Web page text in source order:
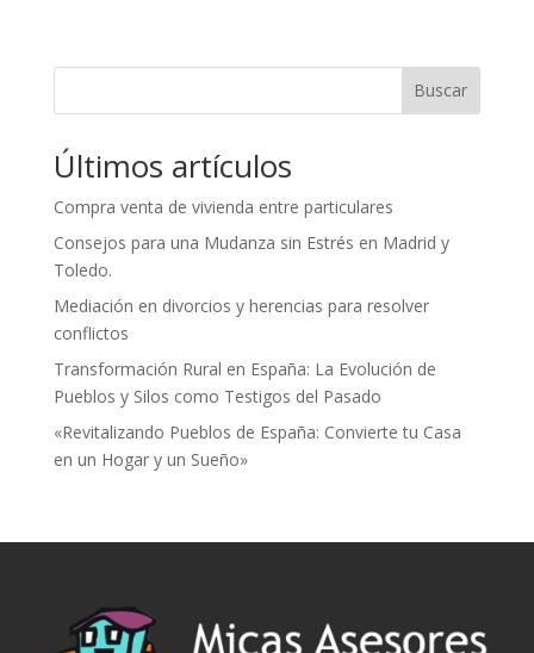
Buscar
Últimos artículos
Compra venta de vivienda entre particulares
Consejos para una Mudanza sin Estrés en Madrid y
Toledo.
Mediación en divorcios y herencias para resolver
conflictos
Transformación Rural en España: La Evolución de
Pueblos y Silos como Testigos del Pasado
«Revitalizando Pueblos de España: Convierte tu Casa
en un Hogar y un Sueño»